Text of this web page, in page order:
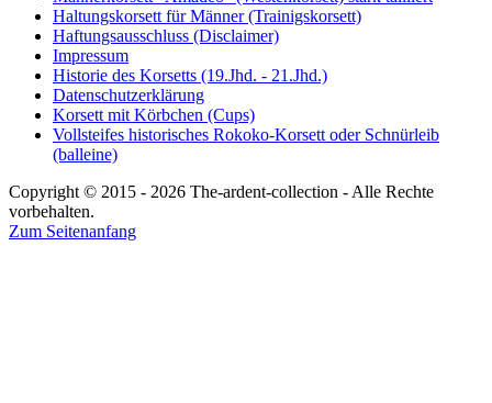
Haltungskorsett für Männer (Trainigskorsett)
Haftungsausschluss (Disclaimer)
Impressum
Historie des Korsetts (19.Jhd. - 21.Jhd.)
Datenschutzerklärung
Korsett mit Körbchen (Cups)
Vollsteifes historisches Rokoko-Korsett oder Schnürleib
(balleine)
Copyright © 2015 - 2026 The-ardent-collection - Alle Rechte
vorbehalten.
Zum Seitenanfang